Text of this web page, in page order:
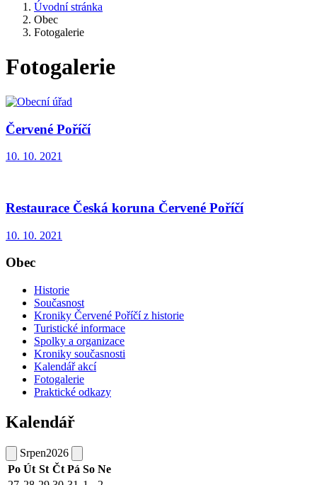
Úvodní stránka
Obec
Fotogalerie
Fotogalerie
Červené Poříčí
10. 10. 2021
Restaurace Česká koruna Červené Poříčí
10. 10. 2021
Obec
Historie
Současnost
Kroniky Červené Poříčí z historie
Turistické informace
Spolky a organizace
Kroniky současnosti
Kalendář akcí
Fotogalerie
Praktické odkazy
Kalendář
Srpen2026
Po Út St Čt Pá So Ne